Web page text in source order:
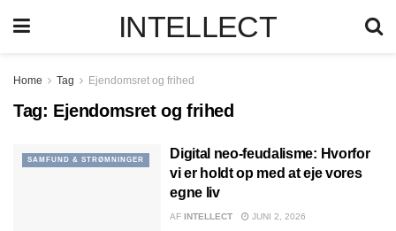
INTELLECT
Home Tag Ejendomsret og frihed
Tag: Ejendomsret og frihed
SAMFUND & STRØMNINGER
Digital neo-feudalisme: Hvorfor
vi er holdt op med at eje vores
egne liv
AF INTELLECT JUNI 2, 2026